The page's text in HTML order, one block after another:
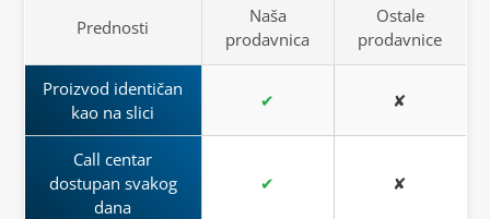
Prednosti
Naša
prodavnica
Ostale
prodavnice
Proizvod identičan
kao na slici
✔ ✘
Call centar
dostupan svakog
dana
✔ ✘